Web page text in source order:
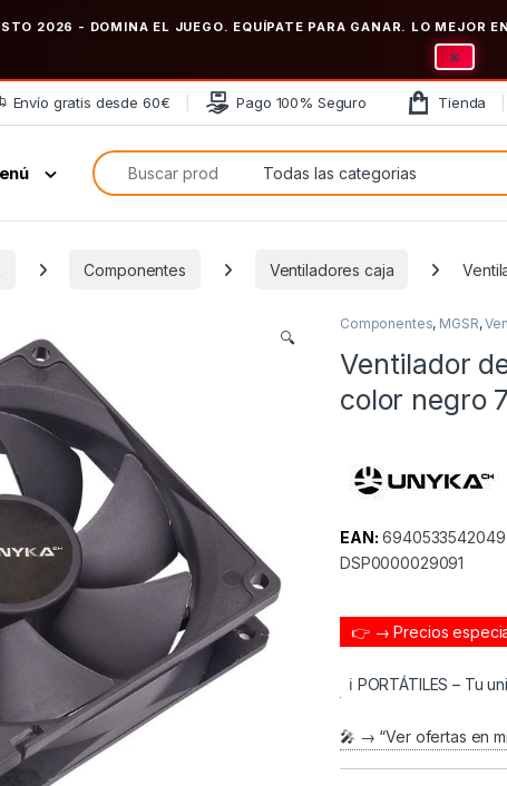
2026 - DOMINA EL JUEGO. EQUÍPATE PARA GANAR. LO MEJOR
×
Envío gratis desde 60€ Pago 100% Seguro Tienda
Búsqueda de:
Componentes Ventiladores caja
🔍
Componentes, MGSR,
Ventilador
color negro
EAN: 6940533542049
DSP0000029091
👉 → Precios
ℹ️ PORTÁTILES – Tu
🎤 → “Ver ofertas en